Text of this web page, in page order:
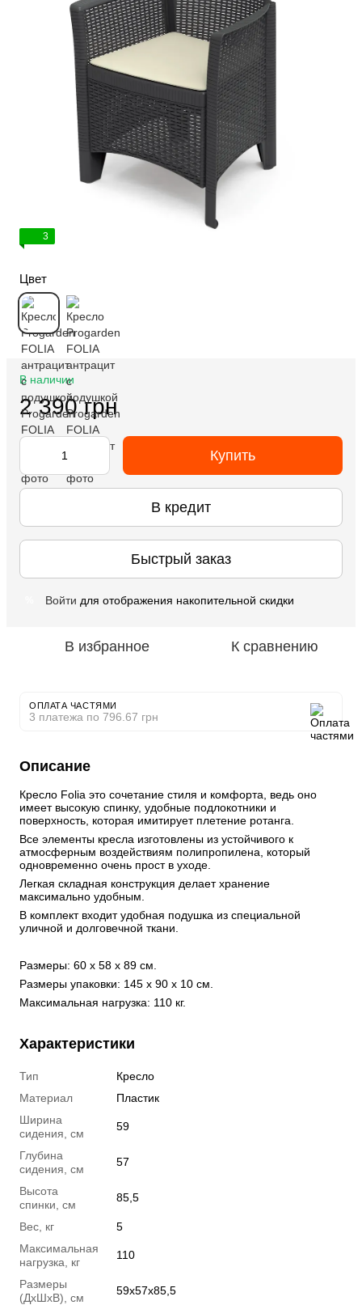
3
Цвет
В наличии
2 390 грн
Купить
В кредит
Быстрый заказ
Войти для отображения накопительной скидки
В избранное К сравнению
ОПЛАТА ЧАСТЯМИ
3 платежа по 796.67 грн
Описание
Кресло Folia это сочетание стиля и комфорта, ведь оно
имеет высокую спинку, удобные подлокотники и
поверхность, которая имитирует плетение ротанга.
Все элементы кресла изготовлены из устойчивого к
атмосферным воздействиям полипропилена, который
одновременно очень прост в уходе.
Легкая складная конструкция делает хранение
максимально удобным.
В комплект входит удобная подушка из специальной
уличной и долговечной ткани.
Размеры: 60 x 58 x 89 см.
Размеры упаковки: 145 x 90 x 10 см.
Максимальная нагрузка: 110 кг.
Характеристики
Тип
Кресло
Материал
Пластик
Ширина
сидения, см
59
Глубина
сидения, см
57
Высота
спинки, см
85,5
Вес, кг
5
Максимальная
нагрузка, кг
110
Размеры
(ДхШхВ), см
59x57x85,5